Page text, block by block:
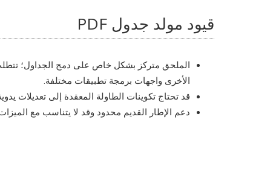
قيود مولد جدول PDF
الأخرى واجهات برمجة تطبيقات مختلفة.
قد تحتاج تكوينات الطاولة المعقدة إلى تعديلات
دعم الإطار القديم محدود وقد لا يتناسب مع